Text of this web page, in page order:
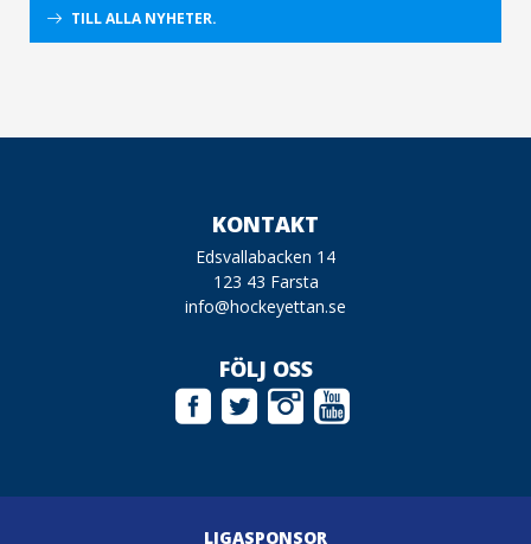
TILL ALLA NYHETER.
KONTAKT
Edsvallabacken 14
123 43 Farsta
info@hockeyettan.se
FÖLJ OSS
LIGASPONSOR